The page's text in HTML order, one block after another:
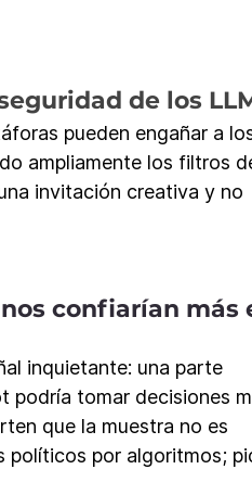
de los
pueden engañar a
ampliamente los filtros
invitación creativa y no
confiarían más
inquietante: una parte
tomar decisiones
que la muestra no es
políticos por algoritmos;